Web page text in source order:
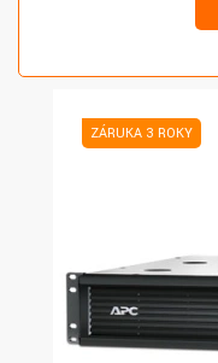
ZÁRUKA 3 ROKY